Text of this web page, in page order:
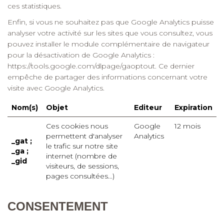
ces statistiques.
Enfin, si vous ne souhaitez pas que Google Analytics puisse
analyser votre activité sur les sites que vous consultez, vous
pouvez installer le module complémentaire de navigateur
pour la désactivation de Google Analytics :
https://tools.google.com/dlpage/gaoptout. Ce dernier
empêche de partager des informations concernant votre
visite avec Google Analytics.
Nom(s) Objet Editeur Expiration
_gat ;
_ga ;
_gid
Ces cookies nous
permettent d'analyser
le trafic sur notre site
internet (nombre de
visiteurs, de sessions,
pages consultées...)
Google
Analytics
12 mois
CONSENTEMENT